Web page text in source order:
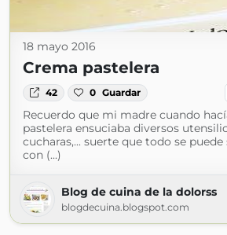
18 mayo 2016
Crema pastelera
42 0 Guardar
Recuerdo que mi madre cuando
pastelera ensuciaba diversos
cucharas,... suerte que todo se
con (...)
Blog de cuina de la dolorss
blogdecuina.blogspot.com